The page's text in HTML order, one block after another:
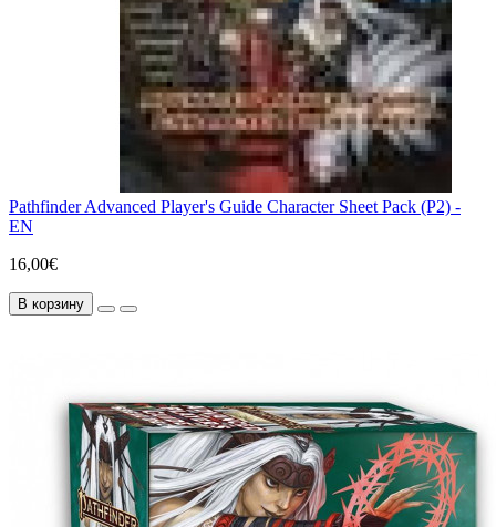
Pathfinder Advanced Player's Guide Character Sheet Pack (P2) -
EN
16,00€
В корзину